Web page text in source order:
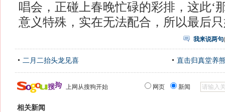
唱会，正碰上春晚忙碌的彩排，这此‘
意义特殊，实在无法配合，所以最后
我来说两句(
二月二抬头龙见喜 直击归真堂养
上网从搜狗开始 网页 新闻
相关新闻